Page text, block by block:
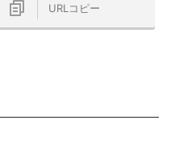
URLコピー